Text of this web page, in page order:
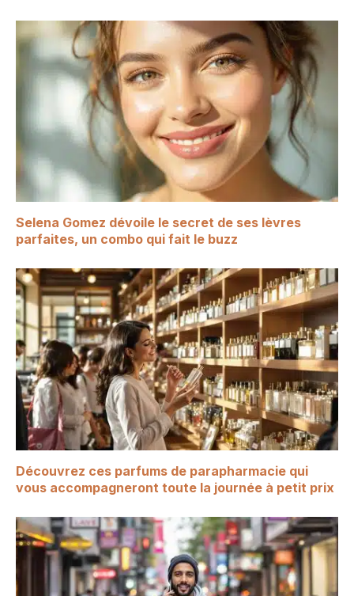
Selena Gomez dévoile le secret de ses lèvres
parfaites, un combo qui fait le buzz
Découvrez ces parfums de parapharmacie qui
vous accompagneront toute la journée à petit prix